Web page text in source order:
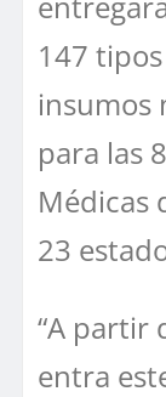
147
insumos
para las
Médicas
23
“A partir
entra